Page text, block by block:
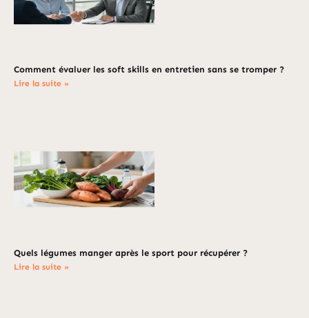
Comment évaluer les soft skills en entretien sans se tromper ?
Lire la suite »
Quels légumes manger après le sport pour récupérer ?
Lire la suite »